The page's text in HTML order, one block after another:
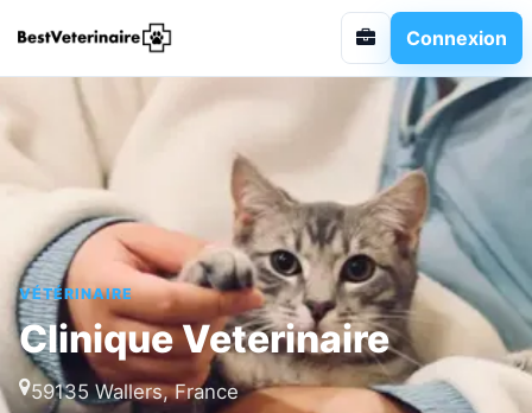
Connexion
VÉTÉRINAIRE
Clinique Veterinaire
59135 Wallers, France